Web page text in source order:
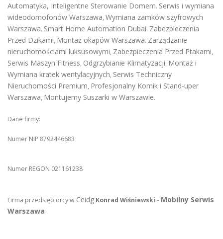
Automatyka, Inteligentne Sterowanie Domem. Serwis i wymiana
wideodomofonów Warszawa, Wymiana zamków szyfrowych
Warszawa. Smart Home Automation Dubai. Zabezpieczenia
Przed Dzikami, Montaż okapów Warszawa. Zarządzanie
nieruchomościami luksusowymi, Zabezpieczenia Przed Ptakami,
Serwis Maszyn Fitness, Odgrzybianie Klimatyzacji, Montaż i
Wymiana kratek wentylacyjnych, Serwis Techniczny
Nieruchomości Premium, Profesjonalny Komik i Stand-uper
Warszawa, Montujemy Suszarki w Warszawie.
Dane firmy:
Numer NIP 8792446683
Numer REGON 021161238
Firma przedsiębiorcy w Ceidg Konrad Wiśniewski - Mobilny Serwis
Warszawa